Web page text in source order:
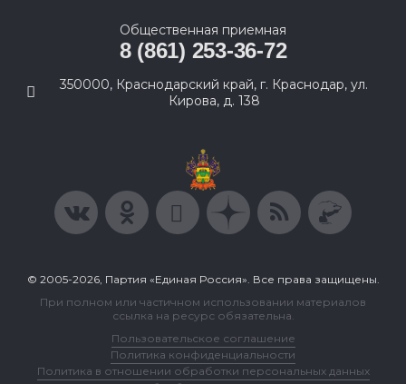
Общественная приемная
8 (861) 253-36-72
350000, Краснодарский край, г. Краснодар, ул.
Кирова, д. 138
© 2005-2026, Партия «Единая Россия». Все права защищены.
При полном или частичном использовании материалов
ссылка на ресурс обязательна.
Пользовательское соглашение
Политика конфиденциальности
Политика в отношении обработки персональных данных